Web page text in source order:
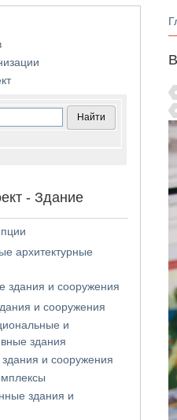
- Здание
архитектурные
здания и сооружения
и сооружения
и
здания
и сооружения
здания и